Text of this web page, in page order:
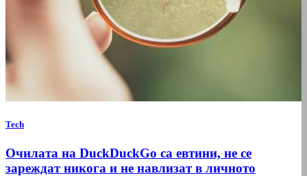
Tech
Очилата на DuckDuckGo са евтини, не се
зареждат никога и не навлизат в личното